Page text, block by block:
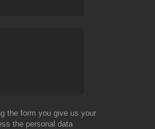
the form you give us your
the personal data